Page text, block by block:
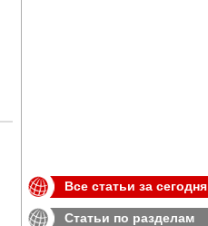
Все статьи за сегодня
Статьи по разделам